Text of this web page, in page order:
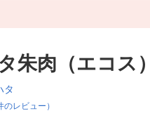
朱肉（エコス
タ
レビュー）